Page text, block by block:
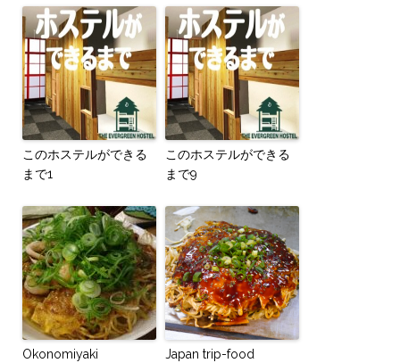
このホステルができる
まで1
このホステルができる
まで9
Okonomiyaki Japan trip-food